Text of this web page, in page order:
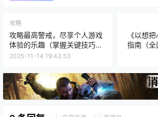
攻略
攻略最高警戒，尽享个人游戏
体验的乐趣（掌握关键技巧，
征服游戏世界的顶峰）
2025-11-14 19:43:53
《以想
指南（全